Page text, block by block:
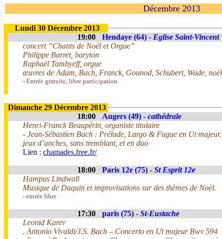
Décembre 2013
Lundi 30 Décembre 2013
19:00
Hendaye (64) - Eglise Saint-Vincent
concert ”Chants de Noël et Orgue”
Philippe Barret, baryton
Raphaël Tambyeff, orgue
œuvres de Adam, Bach, Franck, Gounod, Schubert, Wade,
- Entrée gratuite, libre participation
Dimanche 29 Décembre 2013
18:00
Angers (49) - cathédrale
Henri-Franck Beaupérin, organiste titulaire
- Jean-Sébastien Bach : Prélude, Largo & Fugue en Ut
jeux d’anches, sans tremblant, et en duo
Lien : chamades.free.fr/
18:00 Paris 12e (75) - St Esprit 12e
Hampus Lindwall
Musique de Daquin et improvisations sur des thèmes de Noël.
- entrée libre
17:30 paris (75) - St-Eustache
Leonid Karev
. Antonio Vivaldi/J.S. Bach – Concerto en Ut majeur Bwv 594